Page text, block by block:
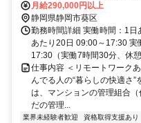
月給290,000円以上
静岡県静岡市葵区
勤務時間詳細 実働時間：1日
あたり20日 09:00～17:30 実
17:30（実働7時間30分、休
仕事内容 ＜リモートワーク
んでる人の“暮らしの快適さ
は、マンションの管理組合
だの管理...
業界未経験者歓迎 資格取得支援あり